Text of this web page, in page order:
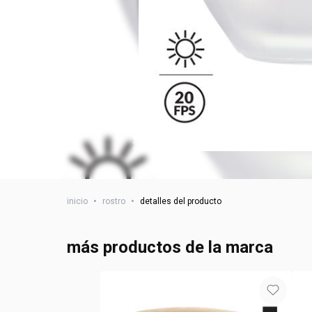
inicio • rostro • detalles del producto
más productos de la marca